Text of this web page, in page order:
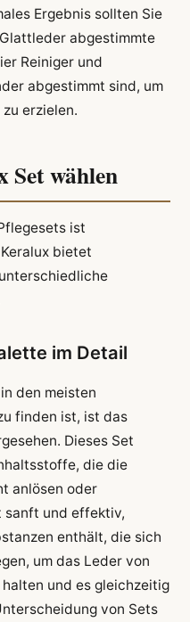
Ergebnis sollten Sie
abgestimmte
Reiniger und
abgestimmt sind, um
erzielen.
Set wählen
ist
bietet
im Detail
den meisten
finden ist, ist das
Dieses Set
die die
anlösen oder
sanft und effektiv,
enthält, die sich
um das Leder von
und es gleichzeitig
von Sets